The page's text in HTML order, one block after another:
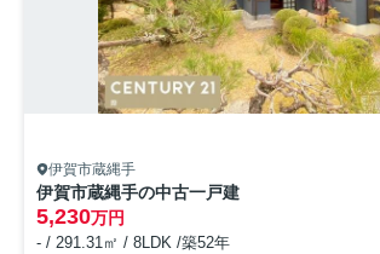
伊賀市蔵縄手
伊賀市蔵縄手の中古一戸建
5,230万円
- / 291.31㎡ / 8LDK /築52年